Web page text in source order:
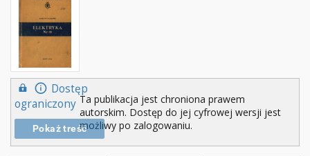
Dostęp
ograniczony
Pokaż treść
Ta publikacja jest chroniona prawem
autorskim. Dostęp do jej cyfrowej wersji jest
możliwy po zalogowaniu.